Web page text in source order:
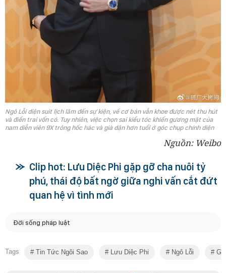
Ngô Lỗi diện suit lịch lãm đến sự kiện, về cơ bản vẫn khoe được nét thu hút
và điển trai vốn có. Tuy nhiên, việc chọn sai kiểu tóc khiến gương mặt của
nam diễn viên 9X trông hốc hác và già dặn hơn tuổi ở góc chụp chính diện
Nguồn: Weibo
Clip hot: Lưu Diệc Phi gặp gỡ cha nuôi tỷ
phú, thái độ bất ngờ giữa nghi vấn cắt đứt
quan hệ vì tình mới
Đời sống pháp luật
Tags Tin Tức Ngôi Sao Lưu Diệc Phi Ngô Lỗi